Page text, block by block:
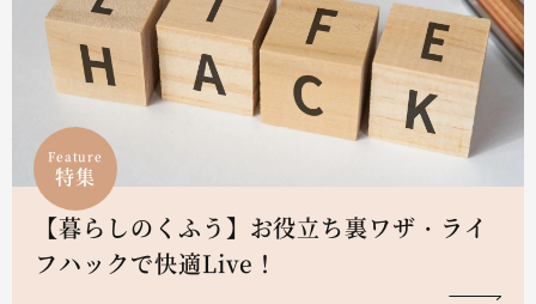
Feature
特集
【暮らしのくふう】お役立ち裏ワザ・ライ
フハックで快適Live！